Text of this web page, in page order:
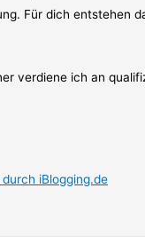
Für dich entstehen
verdiene ich an
iBlogging.de